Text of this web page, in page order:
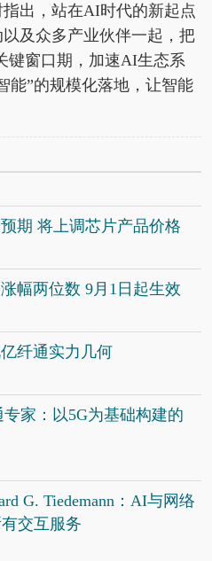
出，站在AI时代的新起点
及众多产业伙伴一起，把
键窗口期，加速AI生态系
能”的规模化落地，让智能
期 将上调芯片产品价格
幅两位数 9月1日起生效
纤通实力几何
家：以5G为基础构建的
G. Tiedemann：AI与网络
交互服务